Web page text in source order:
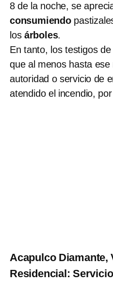
8 de la noche, se
consumiendo
losárboles.
En tanto, los testigos
que al menos hasta
autoridad o servicio de
atendido el incendio,
Acapulco Diamante,
Residencial: